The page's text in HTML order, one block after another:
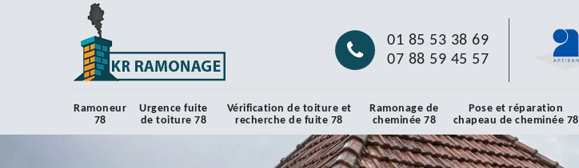
01 85 53 38 69
07 88 59 45 57
Ramoneur
78
Urgence fuite
de toiture 78
Vérification de toiture et
recherche de fuite 78
Ramonage de
cheminée 78
Pose et réparation
chapeau de cheminée 78